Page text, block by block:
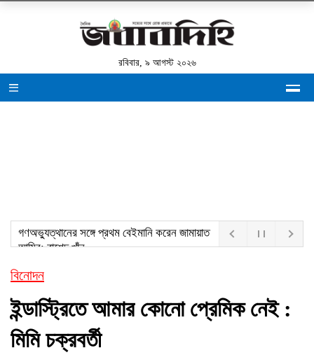
রবিবার, ৯ আগস্ট ২০২৬
বিনোদন
ইন্ডাস্ট্রিতে আমার কোনো প্রেমিক নেই :
মিমি চক্রবর্তী